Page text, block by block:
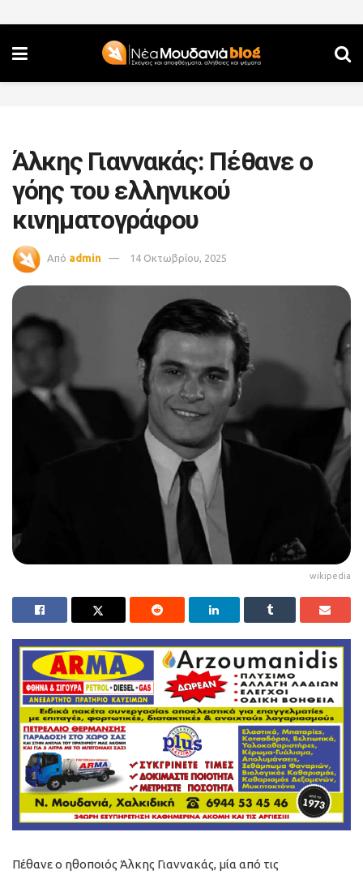
Άλκης Γιαννακάς: Πέθανε ο
γόης του ελληνικού
κινηματογράφου
Από admin 14 Οκτωβρίου, 2025
wikipedia
Πέθανε ο ηθοποιός Άλκης Γιαννακάς, μία από τις